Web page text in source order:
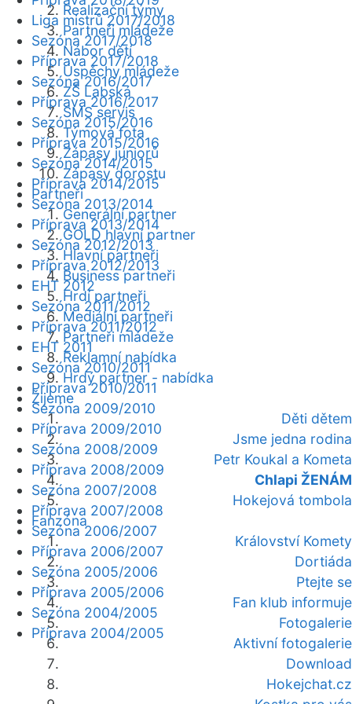
Realizační týmy
Partneři mládeže
Nábor dětí
Úspěchy mládeže
ZŠ Labská
SMS servis
Týmová fota
Zápasy juniorů
Zápasy dorostu
Partneři
Generální partner
GOLD hlavní partner
Hlavní partneři
Business partneři
Hrdí partneři
Mediální partneři
Partneři mládeže
Reklamní nabídka
Hrdý partner - nabídka
Žijeme
Děti dětem
Jsme jedna rodina
Petr Koukal a Kometa
Chlapi ŽENÁM
Hokejová tombola
Fanzóna
Království Komety
Dortiáda
Ptejte se
Fan klub informuje
Fotogalerie
Aktivní fotogalerie
Download
Hokejchat.cz
Liga mistrů 2017/2018
Sezóna 2017/2018
Příprava 2017/2018
Sezóna 2016/2017
Příprava 2016/2017
Sezóna 2015/2016
Příprava 2015/2016
Sezóna 2014/2015
Příprava 2014/2015
Sezóna 2013/2014
Příprava 2013/2014
Sezóna 2012/2013
Příprava 2012/2013
EHT 2012
Sezóna 2011/2012
Příprava 2011/2012
EHT 2011
Sezóna 2010/2011
Příprava 2010/2011
Sezóna 2009/2010
Příprava 2009/2010
Sezóna 2008/2009
Příprava 2008/2009
Sezóna 2007/2008
Příprava 2007/2008
Sezóna 2006/2007
Příprava 2006/2007
Sezóna 2005/2006
Příprava 2005/2006
Sezóna 2004/2005
Příprava 2004/2005